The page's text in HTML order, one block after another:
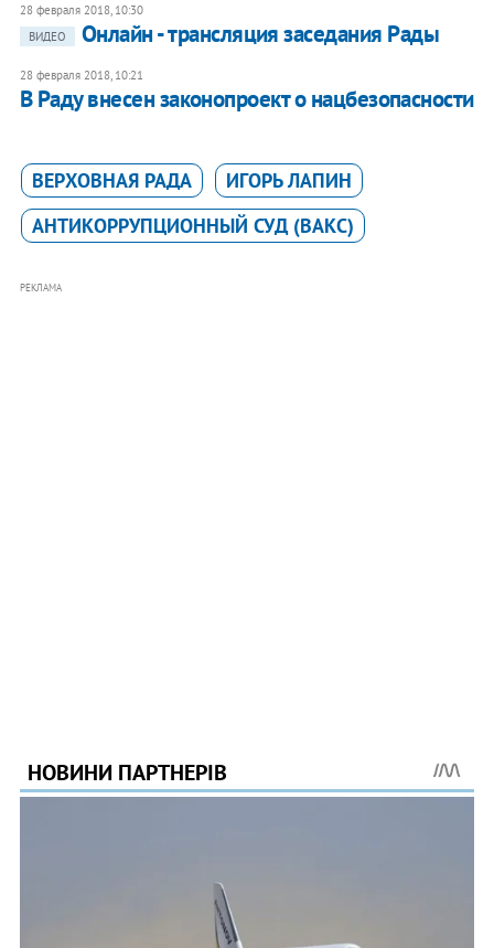
28 февраля 2018, 10:30
ВИДЕО
Онлайн - трансляция заседания Рады
28 февраля 2018, 10:21
В Раду внесен законопроект о нацбезопасности
ВЕРХОВНАЯ РАДА
ИГОРЬ ЛАПИН
АНТИКОРРУПЦИОННЫЙ СУД (ВАКС)
РЕКЛАМА